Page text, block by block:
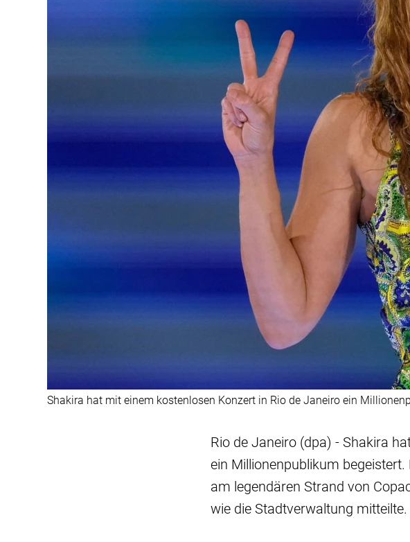
Shakira hat mit einem kostenlosen Konzert in Rio de Janeiro ein
Rio de Janeiro (dpa) - Shakira
ein Millionenpublikum
am legendären Strand von
wie die Stadtverwaltung mitteilte.